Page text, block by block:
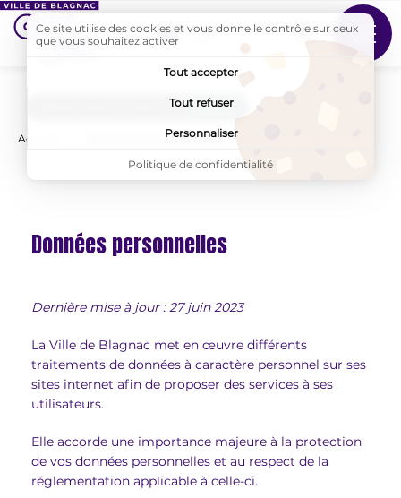
Suivez-nous sur Facebook
Accueil Données personnelles
AddToAny (share) est désactivé. Autoriser
Données personnelles
Dernière mise à jour : 27 juin 2023
La Ville de Blagnac met en œuvre différents
traitements de données à caractère personnel sur ses
sites internet afin de proposer des services à ses
utilisateurs.
Elle accorde une importance majeure à la protection
de vos données personnelles et au respect de la
réglementation applicable à celle-ci.
Ce site utilise des cookies et vous donne le contrôle sur ceux
que vous souhaitez activer
Tout accepter
Tout refuser
Personnaliser
Politique de confidentialité